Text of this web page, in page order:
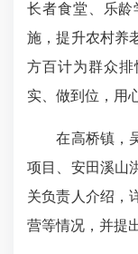
长者食堂、乐
施，提升农村养
方百计为群众排
实、做到位，用
在高桥镇，吴
项目、安田溪山
关负责人介绍，
营等情况，并提